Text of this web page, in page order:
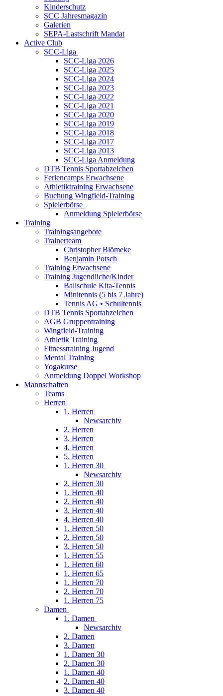
Kinderschutz
SCC Jahresmagazin
Galerien
SEPA-Lastschrift Mandat
Active Club
SCC-Liga
SCC-Liga 2026
SCC-Liga 2025
SCC-Liga 2024
SCC-Liga 2023
SCC-Liga 2022
SCC-Liga 2021
SCC-Liga 2020
SCC-Liga 2019
SCC-Liga 2018
SCC-Liga 2017
SCC-Liga 2013
SCC-Liga Anmeldung
DTB Tennis Sportabzeichen
Feriencamps Erwachsene
Athletiktraining Erwachsene
Buchung Wingfield-Training
Spielerbörse
Anmeldung Spielerbörse
Training
Trainingsangebote
Trainerteam
Christopher Blömeke
Benjamin Potsch
Training Erwachsene
Training Jugendliche/Kinder
Ballschule Kita-Tennis
Minitennis (5 bis 7 Jahre)
Tennis AG • Schultennis
DTB Tennis Sportabzeichen
AGB Gruppentraining
Wingfield-Training
Athletik Training
Fitnesstraining Jugend
Mental Training
Yogakurse
Anmeldung Doppel Workshop
Mannschaften
Teams
Herren
1. Herren
Newsarchiv
2. Herren
3. Herren
4. Herren
5. Herren
1. Herren 30
Newsarchiv
2. Herren 30
1. Herren 40
2. Herren 40
3. Herren 40
4. Herren 40
1. Herren 50
2. Herren 50
3. Herren 50
1. Herren 55
1. Herren 60
1. Herren 65
1. Herren 70
2. Herren 70
1. Herren 75
Damen
1. Damen
Newsarchiv
2. Damen
3. Damen
1. Damen 30
2. Damen 30
1. Damen 40
2. Damen 40
3. Damen 40